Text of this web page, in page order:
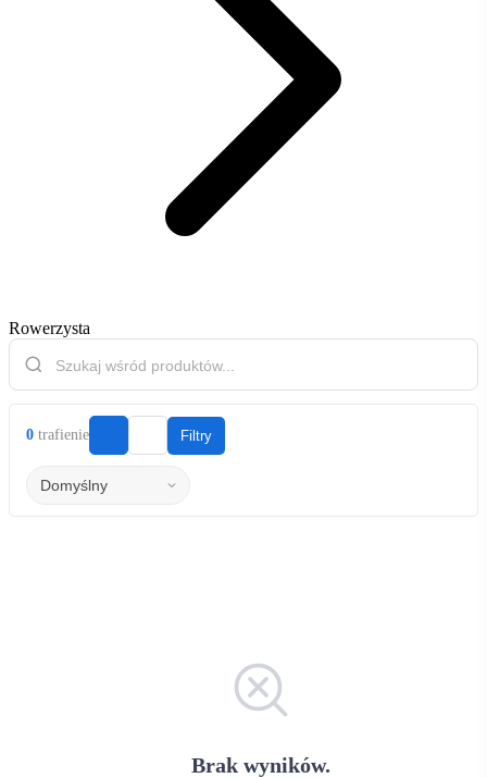
Rowerzysta
0 trafienie Filtry
Brak wyników.